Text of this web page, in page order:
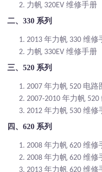
2. 力帆 320EV 维修手册
二、 330 系列
1. 2013 年力帆 330 维修
2. 力帆 330EV 维修手册
三、 520 系列
1. 2007 年力帆 520 电路
2. 2007-2010 年力帆 520
3. 2012 年力帆 530 维修
四、 620 系列
1. 2008 年力帆 620 维修
2. 2008 年力帆 620 维修
3. 2013 年力帆 620 维修